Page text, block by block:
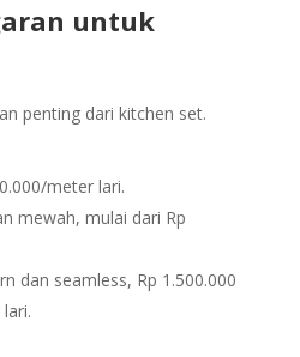
untuk
penting dari kitchen set.
meter lari.
mewah, mulai dari Rp
dan seamless, Rp 1.500.000